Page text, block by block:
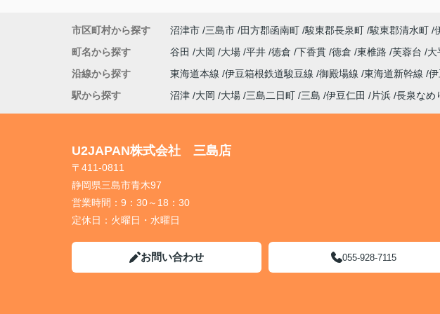
市区町村から探す
沼津市 三島市 田方郡函南町 駿東郡長泉町 駿東郡清水町
町名から探す
谷田 大岡 大場 平井 徳倉 下香貫 徳倉 東椎路 芙蓉台
大
沿線から探す
東海道本線 伊豆箱根鉄道駿豆線 御殿場線 東海道新幹線
駅から探す
沼津 大岡 大場 三島二日町 三島 伊豆仁田 片浜 長泉なめ
U2JAPAN株式会社 三島店
〒411-0811
静岡県三島市青木97
営業時間： 9：30～18：30
定休日： 火曜日・水曜日
お問い合わせ 055-928-7115